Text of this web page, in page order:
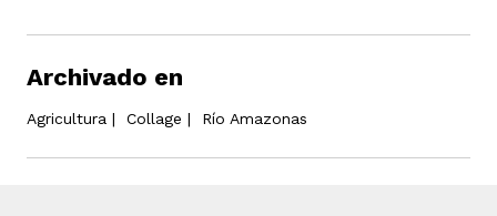
Archivado en
Agricultura | Collage | Río Amazonas